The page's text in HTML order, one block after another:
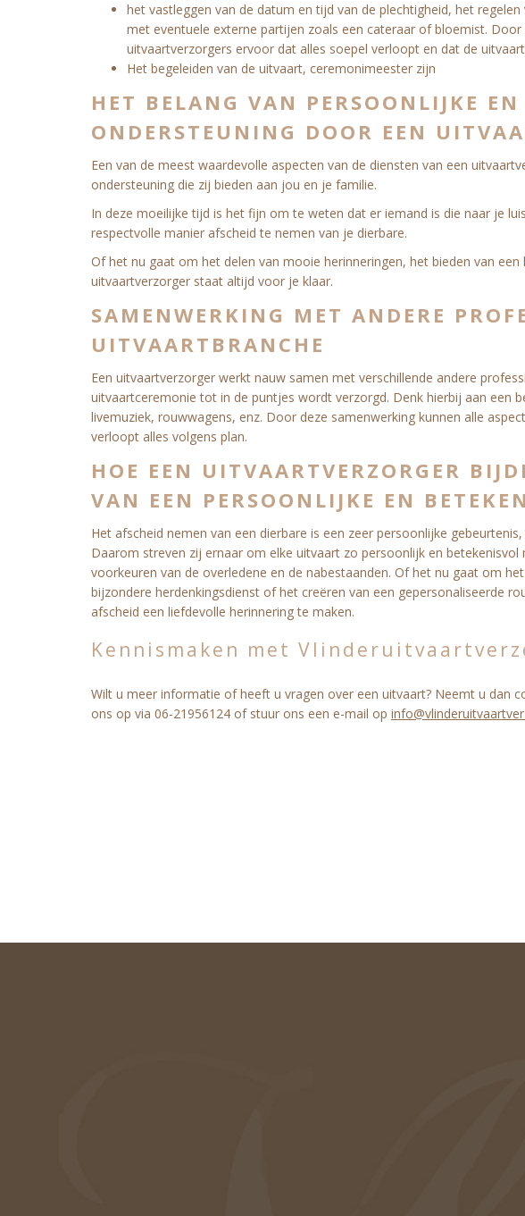
het vastleggen van de datum en tijd van de plechtigheid, het
met eventuele externe partijen zoals een cateraar of bloemist.
uitvaartverzorgers ervoor dat alles soepel verloopt en dat de
Het begeleiden van de uitvaart, ceremonimeester zijn
HET BELANG VAN PERSOONLIJKE
ONDERSTEUNING DOOR EEN
Een van de meest waardevolle aspecten van de diensten van een
ondersteuning die zij bieden aan jou en je familie.
In deze moeilijke tijd is het fijn om te weten dat er iemand is die naar je
respectvolle manier afscheid te nemen van je dierbare.
Of het nu gaat om het delen van mooie herinneringen, het bieden van
uitvaartverzorger staat altijd voor je klaar.
SAMENWERKING MET ANDERE
UITVAARTBRANCHE
Een uitvaartverzorger werkt nauw samen met verschillende andere
uitvaartceremonie tot in de puntjes wordt verzorgd. Denk hierbij aan een
livemuziek, rouwwagens, enz. Door deze samenwerking kunnen alle
verloopt alles volgens plan.
HOE EEN UITVAARTVERZORGER
VAN EEN PERSOONLIJKE EN
Het afscheid nemen van een dierbare is een zeer persoonlijke
Daarom streven zij ernaar om elke uitvaart zo persoonlijk en
voorkeuren van de overledene en de nabestaanden. Of het nu gaat om
bijzondere herdenkingsdienst of het creëren van een gepersonaliseerde
afscheid een liefdevolle herinnering te maken.
Kennismaken met
Wilt u meer informatie of heeft u vragen over een uitvaart? Neemt u dan
ons op via 06-21956124 of stuur ons een e-mail op